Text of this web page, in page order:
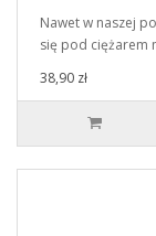
Nawet w naszej
się pod ciężarem
38,90 zł